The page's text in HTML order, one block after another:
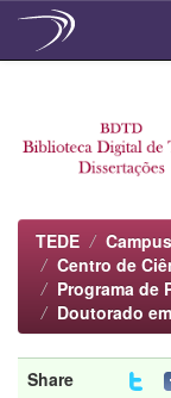
TEDE
Centro de
Programa de
Doutorado
Share